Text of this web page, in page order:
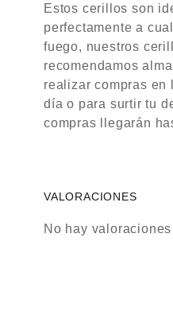
Estos cerillos son
perfectamente a
fuego, nuestros
recomendamos
realizar compras en
día o para surtir tu
compras llegarán
VALORACIONES
No hay valoraciones